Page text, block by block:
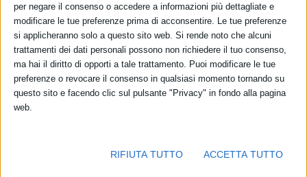
per negare il consenso o accedere a informazioni più dettagliate e
modificare le tue preferenze prima di acconsentire. Le tue preferenze
si applicheranno solo a questo sito web. Si rende noto che alcuni
trattamenti dei dati personali possono non richiedere il tuo consenso,
ma hai il diritto di opporti a tale trattamento. Puoi modificare le tue
preferenze o revocare il consenso in qualsiasi momento tornando su
questo sito e facendo clic sul pulsante "Privacy" in fondo alla pagina
web.
RIFIUTA TUTTO ACCETTA TUTTO
Cielo in prevalenza poco nuvoloso per nubi alte e sottili. Nelle ore
pomeridiane aumento della nuvolosità cumuliforme soprattutto sui
rilievi centro-occidentali, ove non si escludono del tutto deboli e
deboli di direzione variabile e a regime di brezza sulla costa.